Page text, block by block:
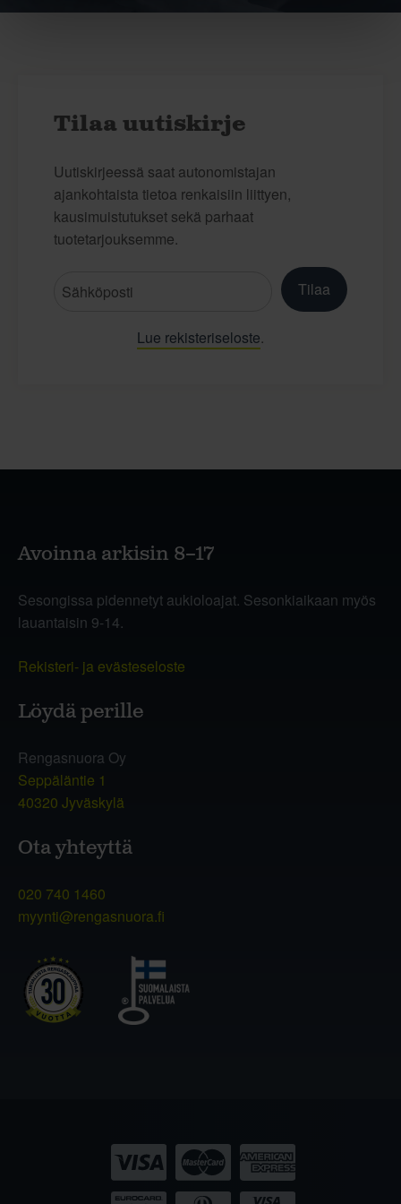
Tilaa uutiskirje
Uutiskirjeessä saat autonomistajan
ajankohtaista tietoa renkaisiin liittyen,
kausimuistutukset sekä parhaat
tuotetarjouksemme.
Tilaa
Lue rekisteriseloste.
Avoinna arkisin 8–17
Sesongissa pidennetyt aukioloajat. Sesonkiaikaan myös
lauantaisin 9-14.
Rekisteri- ja evästeseloste
Löydä perille
Rengasnuora Oy
Seppäläntie 1
40320 Jyväskylä
Ota yhteyttä
020 740 1460
myynti@rengasnuora.fi